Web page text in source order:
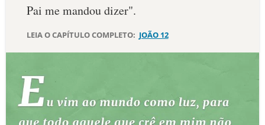
LOJA BÍBLIAON
Pai me mandou dizer".
LEIA O CAPÍTULO COMPLETO: JOÃO 12